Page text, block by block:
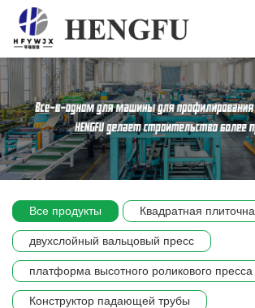
Главная
О нас
Продукты
Сцена компании
Все продукты Квадратная
двухслойный вальцовый пресс
платформа высотного роликового пресса
Конструктор падающей трубы